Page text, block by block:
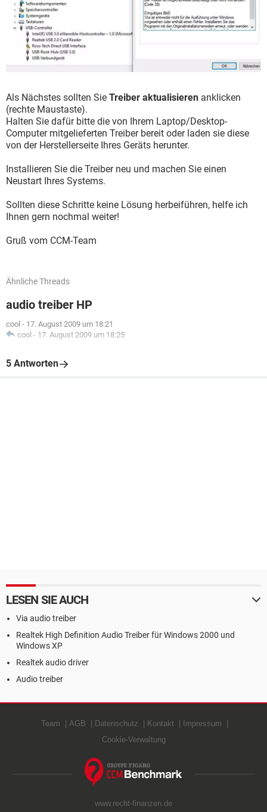
Als Nächstes sollten Sie Treiber aktualisieren anklicken
(rechte Maustaste).
Halten Sie dafür bitte die von Ihrem Laptop/Desktop-
Computer mitgelieferten Treiber bereit oder laden sie diese
von der Herstellerseite Ihres Geräts herunter.
Installieren Sie die Treiber neu und machen Sie einen
Neustart Ihres Systems.
Sollten diese Schritte keine Lösung herbeiführen, helfe ich
Ihnen gern nochmal weiter!
Gruß vom CCM-Team
Ähnliche Threads
audio treiber HP
cool - 17. August 2009 um 18:21
cool - 17. August 2009 um 18:25
5 Antworten
LESEN SIE AUCH
Via audio treiber
Realtek High Definition Audio Treiber für Windows 2000 und
Windows XP
Realtek audio driver
Audio treiber
Team AGB Datenschutz Kontakt
Impressum
Cookie-Verwaltung
www.recht-finanzen.de